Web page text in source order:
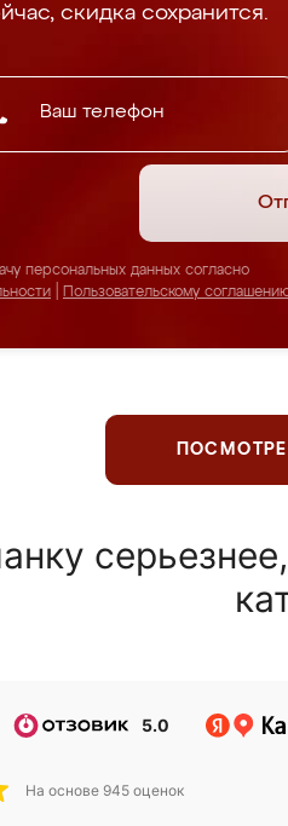
скидка сохранится.
персональных данных согласно
Пользовательскому
5.0
На основе 945 оценок